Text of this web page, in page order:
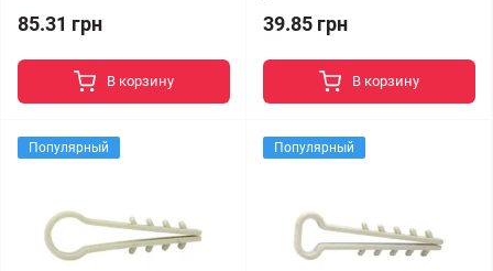
85.31 грн
В корзину
39.85 грн
В корзину
Популярный Популярный